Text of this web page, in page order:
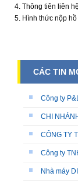
4. Thông tiên liên
5. Hình thức nộp
CÁC TIN
Công ty
CHI
CÔNG TY
Công ty
Nhà máy